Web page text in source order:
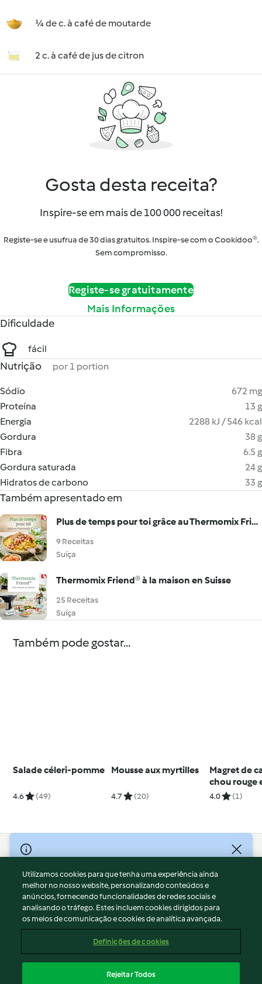
¼ de c. à café de moutarde
2 c. à café de jus de citron
Gosta desta receita?
Inspire-se em mais de 100 000 receitas!
Registe-se e usufrua de 30 dias gratuitos. Inspire-se com o Cookidoo®.
Sem compromisso.
Registe-se gratuitamente
Mais Informações
Dificuldade
fácil
Nutrição por 1 portion
Sódio
672 mg
Proteína
13 g
Energia
2288 kJ / 546 kcal
Gordura
38 g
Fibra
6.5 g
Gordura saturada
24 g
Hidratos de carbono
33 g
Também apresentado em
Plus de temps pour toi grâce au Thermomix Friend®
9 Receitas
Suíça
Thermomix Friend® à la maison en Suisse
25 Receitas
Suíça
Também pode gostar...
Salade céleri-pomme
4.6 (49)
Mousse aux myrtilles
4.7 (20)
Magret de
chou rouge
rave
4.0 (1)
© Copyright 2026
Termos de Utilização
Aviso sobre Proteção de Dados
Aviso
Apoio legal
Conteúdo do relatório
Utilizamos cookies para que tenha uma experiência ainda
melhor no nosso website, personalizando conteúdos e
anúncios, fornecendo funcionalidades de redes sociais e
analisando o tráfego. Estes incluem cookies dirigidos para
os meios de comunicação e cookies de analítica avançada.
Definições de cookies
Rejeitar Todos